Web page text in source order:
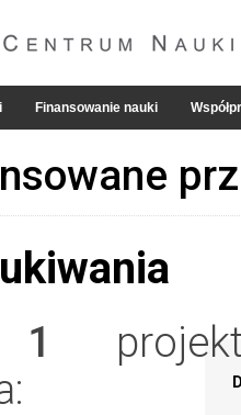
Finansowanie nauki
1